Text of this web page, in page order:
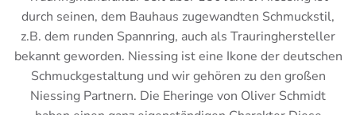
durch seinen, dem Bauhaus zugewandten Schmuckstil,
z.B. dem runden Spannring, auch als Trauringhersteller
bekannt geworden. Niessing ist eine Ikone der deutschen
Schmuckgestaltung und wir gehören zu den großen
Niessing Partnern. Die Eheringe von Oliver Schmidt